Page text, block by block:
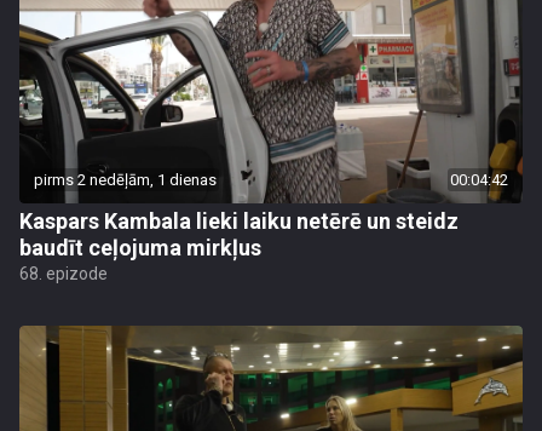
pirms 2 nedēļām, 1 dienas 00:04:42
Kaspars Kambala lieki laiku netērē un steidz
baudīt ceļojuma mirkļus
68. epizode